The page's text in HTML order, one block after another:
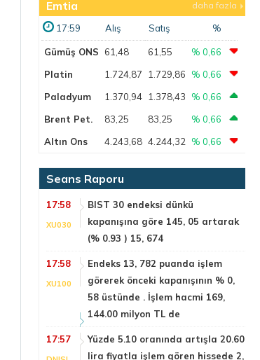
Emtia daha fazla
17:59 Alış Satış %
Gümüş ONS 61,48 61,55
% 0,66
Platin
1.724,87 1.729,86
% 0,66
Paladyum
1.370,94 1.378,43
% 0,66
Brent Pet.
83,25 83,25
% 0,66
Altın Ons
4.243,68 4.244,32 % 0,66
Seans Raporu
17:58
XU030
BIST 30 endeksi dünkü
kapanışına göre 145, 05 artarak
(% 0.93 ) 15, 674
17:58
XU100
Endeks 13, 782 puanda işlem
görerek önceki kapanışının % 0,
58 üstünde . İşlem hacmi 169,
144.00 milyon TL de
17:57
Yüzde 5.10 oranında artışla 20.60
lira fiyatla işlem gören hissede 2,